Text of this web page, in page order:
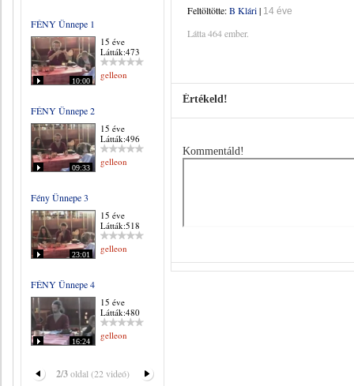
FÉNY Ünnepe 1
10:00
15 éve
Látták:473
gelleon
FÉNY Ünnepe 2
09:33
15 éve
Látták:496
gelleon
Fény Ünnepe 3
23:01
15 éve
Látták:518
gelleon
FÉNY Ünnepe 4
16:24
15 éve
Látták:480
gelleon
2/3oldal (22 videó)
Feltöltötte:B Klári| 14 éve
Látta 464 ember.
Értékeld!
Kommentáld!